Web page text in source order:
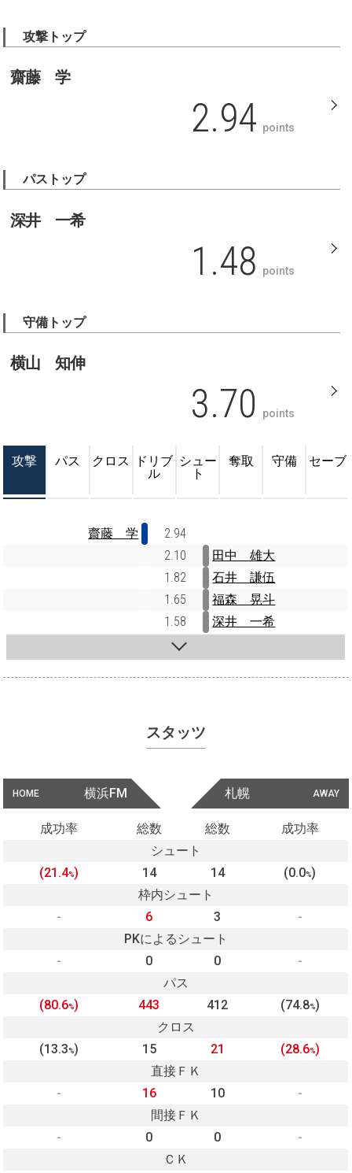
攻撃トップ
齋藤 学
2.94 points
パストップ
深井 一希
1.48 points
守備トップ
横山 知伸
3.70 points
攻撃 パス クロス
ドリブ
ル
シュー
ト
奪取 守備 セーブ
齋藤 学
2.94
2.10
田中 雄大
1.82
石井 謙伍
1.65
福森 晃斗
1.58
深井 一希
スタッツ
HOME 横浜FM AWAY
札幌
成功率 総数 総数
成功率
シュート
(21.4%) 14 14 (0.0%)
枠内シュート
-
6 3
-
PKによるシュート
-
0 0
-
パス
(80.6%) 443 412 (74.8%)
クロス
(13.3%) 15 21 (28.6%)
直接ＦＫ
-
16 10
-
間接ＦＫ
-
0 0
-
ＣＫ